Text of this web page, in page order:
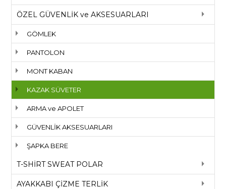
ÖZEL GÜVENLİK ve AKSESUARLARI
GÖMLEK
PANTOLON
MONT KABAN
KAZAK SÜVETER
ARMA ve APOLET
GÜVENLİK AKSESUARLARI
ŞAPKA BERE
T-SHİRT SWEAT POLAR
AYAKKABI ÇİZME TERLİK